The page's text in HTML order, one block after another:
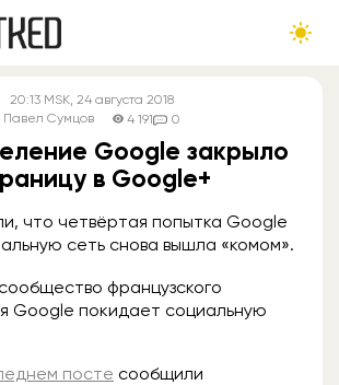
20:13 MSK, 24 августа 2018
Павел Сумцов
4 191 0
Google закрыло
в Google+
что четвёртая попытка Google
сеть снова вышла «комом».
французского
Google покидает социальную
посте сообщили